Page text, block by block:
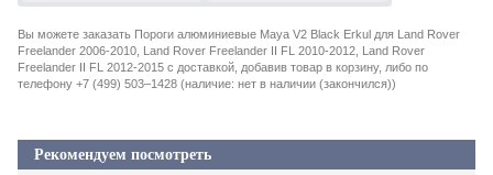
Вы можете заказать Пороги алюминиевые Maya V2 Black Erkul для Land Rover
Freelander 2006-2010, Land Rover Freelander II FL 2010-2012, Land Rover
Freelander II FL 2012-2015 с доставкой, добавив товар в корзину, либо по
телефону +7 (499) 503–1428 (наличие: нет в наличии (закончился))
Рекомендуем посмотреть